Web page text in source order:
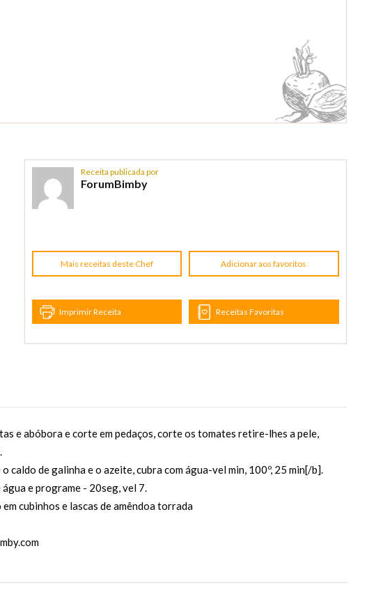
Receita publicada por
ForumBimby
Mais receitas deste Chef Adicionar aos favoritos
Imprimir Receita Receitas Favoritas
e abóbora e corte em pedaços, corte os tomates retire-lhes a pele,
caldo de galinha e o azeite, cubra com água-vel min, 100º, 25 min[/b].
e programe - 20seg, vel 7.
cubinhos e lascas de amêndoa torrada